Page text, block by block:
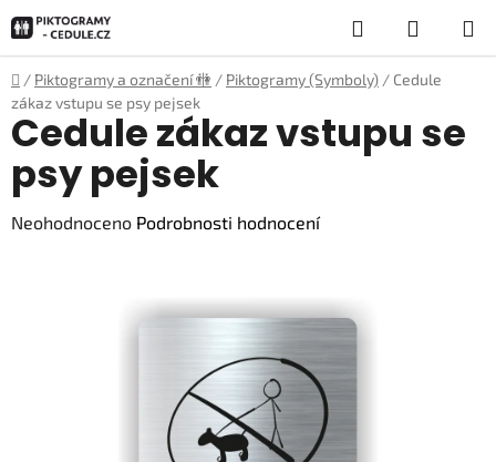
na
obsah
Hledat
KOŠÍK
Domů
/ Piktogramy a označení 🚻 / Piktogramy (Symboly) / Cedule
zákaz vstupu se psy pejsek
Cedule zákaz vstupu se
psy pejsek
Průměrné
Neohodnoceno Podrobnosti hodnocení